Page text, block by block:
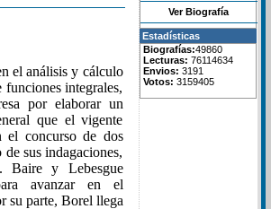
el análisis y cálculo
integrales,
por elaborar un
que el vigente
el concurso de dos
sus indagaciones,
Baire y Lebesgue
avanzar en el
su parte, Borel llega
Ver Biografía
Estadísticas
Biografías:49860
Lecturas: 76114634
Envios: 3191
Votos: 3159405